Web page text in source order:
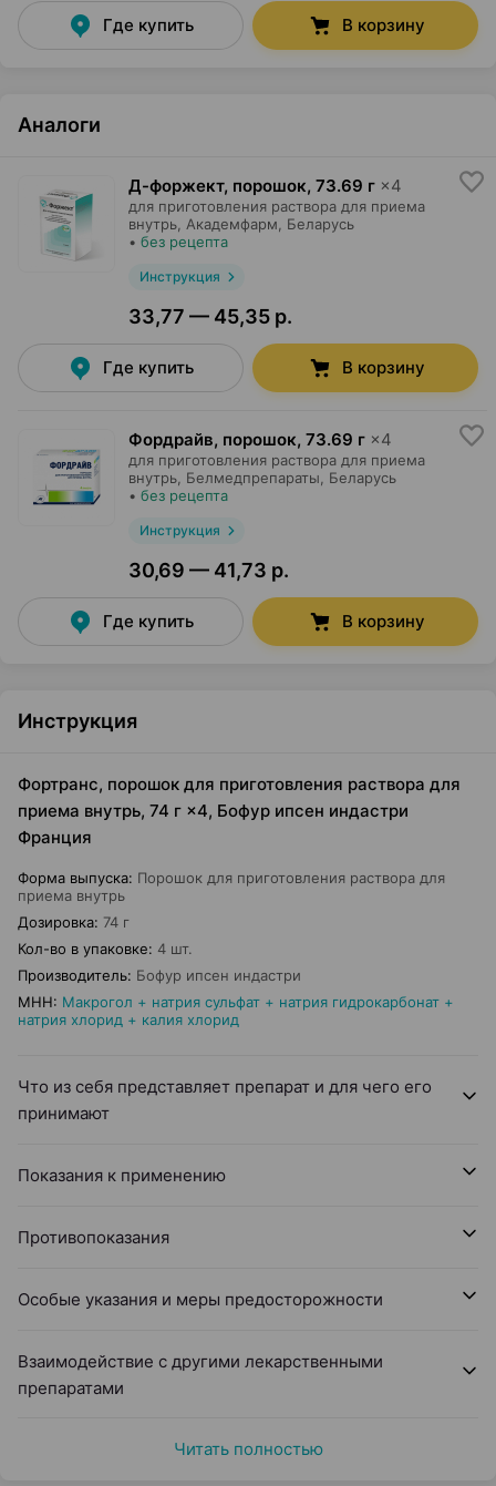
Где купить В корзину
Аналоги
Д-форжект, порошок, 73.69 г ×4
для приготовления раствора для приема
внутрь, Академфарм , Беларусь
• без рецепта
Инструкция
33,77 — 45,35 р.
Где купить В корзину
Фордрайв, порошок, 73.69 г ×4
для приготовления раствора для приема
внутрь, Белмедпрепараты , Беларусь
• без рецепта
Инструкция
30,69 — 41,73 р.
Где купить В корзину
Инструкция
Фортранс, порошок для приготовления раствора для
приема внутрь, 74 г ×4, Бофур ипсен индастри
Франция
Форма выпуска: Порошок для приготовления раствора для
приема внутрь
Дозировка: 74 г
Кол-во в упаковке: 4 шт.
Производитель: Бофур ипсен индастри
МНН: Макрогол + натрия сульфат + натрия гидрокарбонат +
натрия хлорид + калия хлорид
Что из себя представляет препарат и для чего его
принимают
Показания к применению
Противопоказания
Особые указания и меры предосторожности
Взаимодействие с другими лекарственными
препаратами
Читать полностью